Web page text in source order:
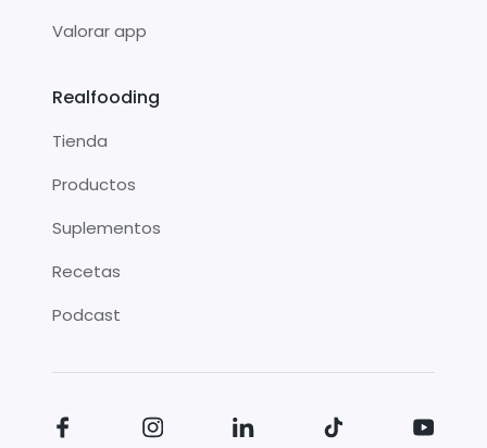
Valorar app
Realfooding
Tienda
Productos
Suplementos
Recetas
Podcast